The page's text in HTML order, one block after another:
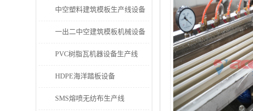
中空塑料建筑模板生产线设备
一出二中空建筑模板机械设备
PVC树脂瓦机器设备生产线
HDPE海洋踏板设备
SMS熔喷无纺布生产线